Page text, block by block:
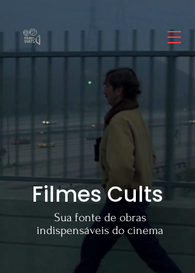
Filmes Cults
Sua fonte de obras
indispensáveis do cinema